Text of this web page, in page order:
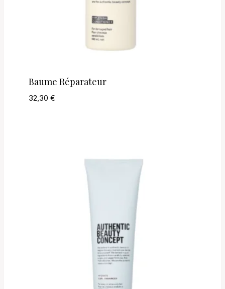
Baume Réparateur
32,30 €